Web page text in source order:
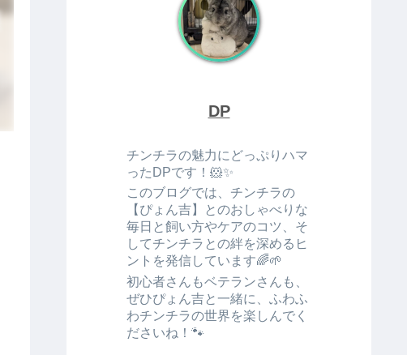
DP
チンチラの魅力にどっぷりハマ
ったDPです！🐹✨
このブログでは、チンチラの
【ぴょん吉】とのおしゃべりな
毎日と飼い方やケアのコツ、そ
してチンチラとの絆を深めるヒ
ントを発信しています🌈🌱
初心者さんもベテランさんも、
ぜひぴょん吉と一緒に、ふわふ
わチンチラの世界を楽しんでく
ださいね！🐾